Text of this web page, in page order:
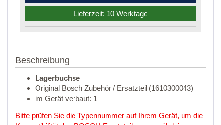
Lieferzeit: 10 Werktage
Beschreibung
Lagerbuchse
Original Bosch Zubehör / Ersatzteil (1610300043)
im Gerät verbaut: 1
Bitte prüfen Sie die Typennummer auf Ihrem Gerät, um die